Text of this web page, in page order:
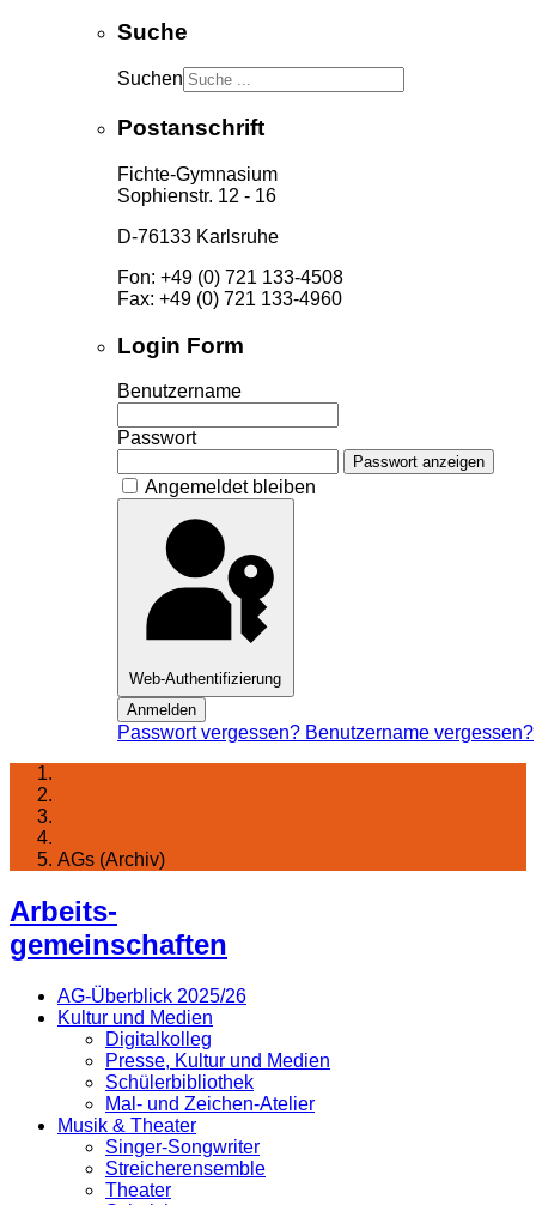
Suche
Suchen
Postanschrift
Fichte-Gymnasium
Sophienstr. 12 - 16
D-76133 Karlsruhe
Fon: +49 (0) 721 133-4508
Fax: +49 (0) 721 133-4960
Login Form
Benutzername
Passwort
Passwort anzeigen
Angemeldet bleiben
Web-Authentifizierung
Anmelden
Passwort vergessen? Benutzername vergessen?
AGs (Archiv)
Arbeits-
gemeinschaften
AG-Überblick 2025/26
Kultur und Medien
Digitalkolleg
Presse, Kultur und Medien
Schülerbibliothek
Mal- und Zeichen-Atelier
Musik & Theater
Singer-Songwriter
Streicherensemble
Theater